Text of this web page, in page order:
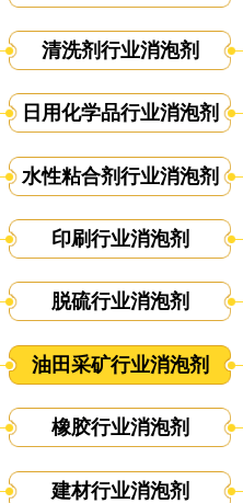
清洗剂行业消泡剂
日用化学品行业消泡剂
水性粘合剂行业消泡剂
印刷行业消泡剂
脱硫行业消泡剂
油田采矿行业消泡剂
橡胶行业消泡剂
建材行业消泡剂